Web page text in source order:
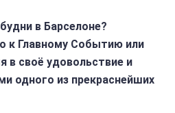
в Барселоне?
к Главному Событию или
в своё удовольствие и
одного из прекраснейших